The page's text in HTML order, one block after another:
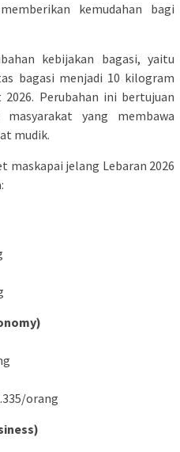
kemudahan bagi
kebijakan bagasi, yaitu
bagasi menjadi 10 kilogram
Perubahan ini bertujuan
yang membawa
mudik.
jelang Lebaran 2026
orang